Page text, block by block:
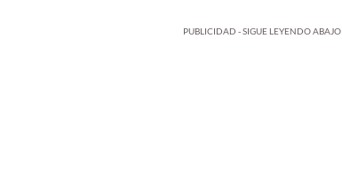
PUBLICIDAD - SIGUE LEYENDO ABAJO